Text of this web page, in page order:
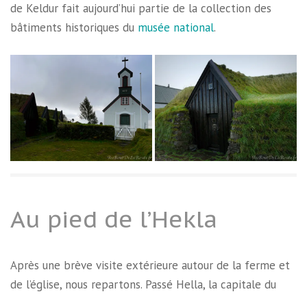
de Keldur fait aujourd’hui partie de la collection des
bâtiments historiques du musée national.
Au pied de l’Hekla
Après une brève visite extérieure autour de la ferme et
de l’église, nous repartons. Passé Hella, la capitale du